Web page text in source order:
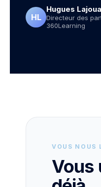
HL
Hugues
Directeur des
360Learning
VOUS NOUS
Vous